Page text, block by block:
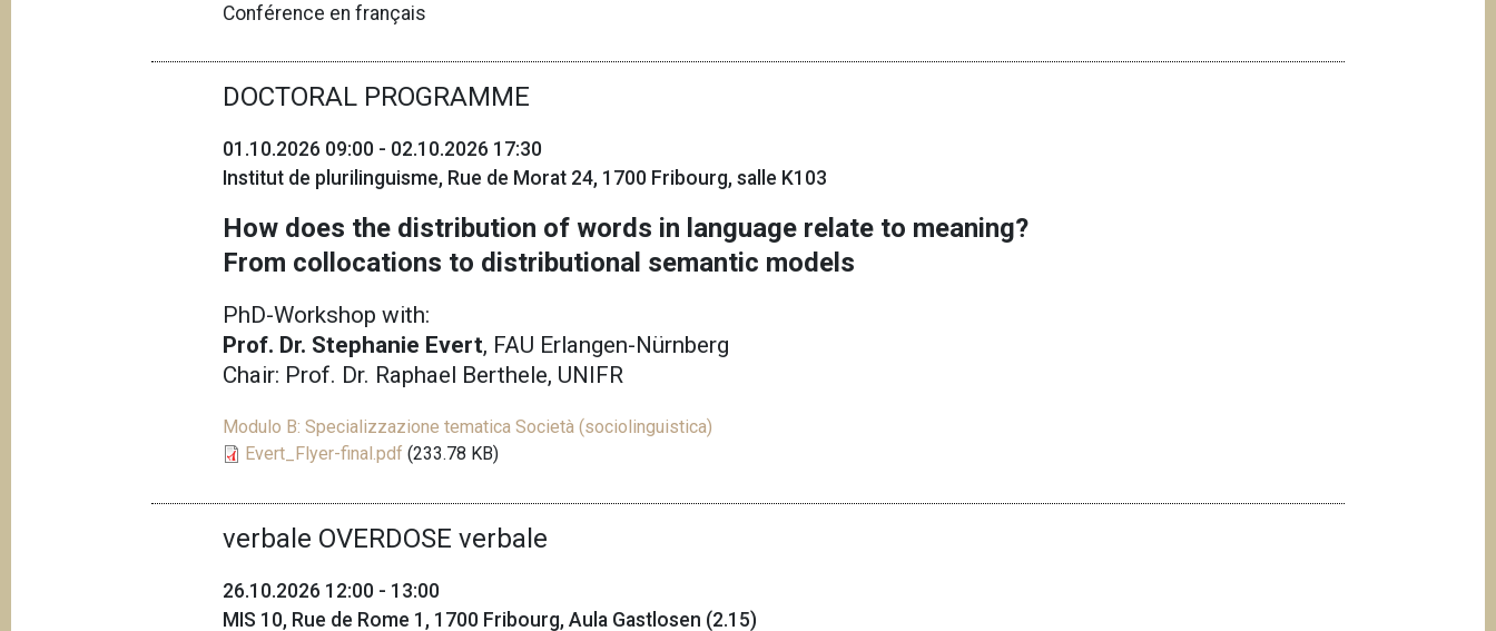
Conférence en français
DOCTORAL PROGRAMME
01.10.2026 09:00 - 02.10.2026 17:30
Institut de plurilinguisme, Rue de Morat 24, 1700 Fribourg, salle K103
How does the distribution of words in language relate to meaning?
From collocations to distributional semantic models
PhD-Workshop with:
Prof. Dr. Stephanie Evert, FAU Erlangen-Nürnberg
Chair: Prof. Dr. Raphael Berthele, UNIFR
Modulo B: Specializzazione tematica Società (sociolinguistica)
Evert_Flyer-final.pdf (233.78 KB)
verbale OVERDOSE verbale
26.10.2026 12:00 - 13:00
MIS 10, Rue de Rome 1, 1700 Fribourg, Aula Gastlosen (2.15)